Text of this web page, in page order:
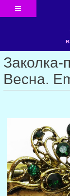
Заколка-
Весна.